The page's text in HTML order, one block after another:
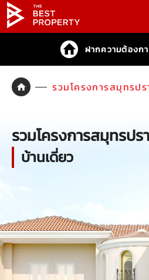
ฝากความต้องก
รวมโครงการสมุทรปร
รวมโครงการสมุทรปร
บ้านเดี่ยว